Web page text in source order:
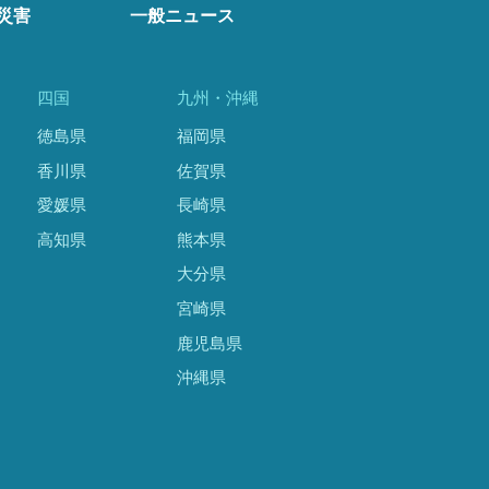
害 一般ニュース
四国
徳島県
香川県
愛媛県
高知県
九州・沖縄
福岡県
佐賀県
長崎県
熊本県
大分県
宮崎県
鹿児島県
沖縄県